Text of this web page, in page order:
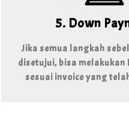
5. Down
Jika semua langkah
disetujui, bisa melakukan
sesuai invoice yang